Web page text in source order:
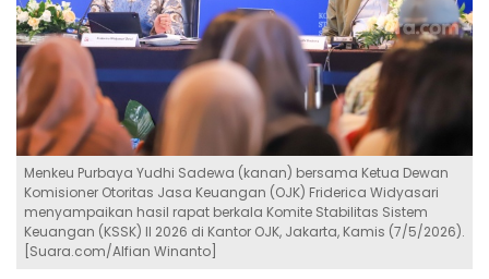
Menkeu Purbaya Yudhi Sadewa (kanan) bersama Ketua Dewan
Komisioner Otoritas Jasa Keuangan (OJK) Friderica Widyasari
menyampaikan hasil rapat berkala Komite Stabilitas Sistem
Keuangan (KSSK) II 2026 di Kantor OJK, Jakarta, Kamis (7/5/2026).
[Suara.com/Alfian Winanto]